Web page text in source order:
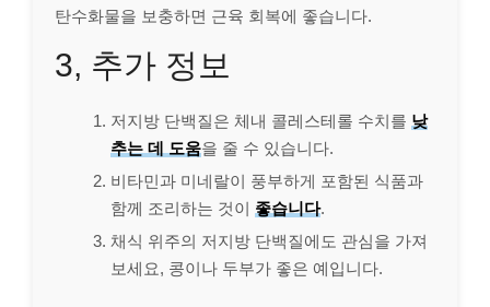
탄수화물을 보충하면 근육 회복에 좋습니다.
3, 추가 정보
저지방 단백질은 체내 콜레스테롤 수치를 낮
추는 데 도움을 줄 수 있습니다.
비타민과 미네랄이 풍부하게 포함된 식품과
함께 조리하는 것이 좋습니다.
채식 위주의 저지방 단백질에도 관심을 가져
보세요, 콩이나 두부가 좋은 예입니다.